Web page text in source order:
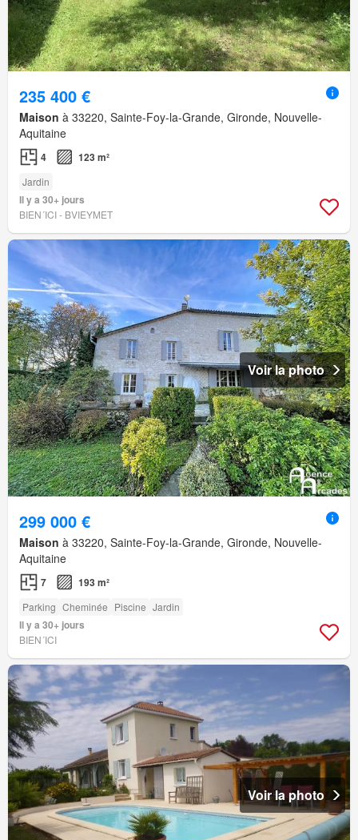
235 400 €
Maison à 33220, Sainte-Foy-la-Grande, Gironde, Nouvelle-
Aquitaine
4 123 m²
Jardin
Il y a 30+ jours
BIEN´ICI - BVIEYMET
Voir la photo
299 000 €
Maison à 33220, Sainte-Foy-la-Grande, Gironde, Nouvelle-
Aquitaine
7 193 m²
Parking Cheminée Piscine Jardin
Il y a 30+ jours
BIEN´ICI
Voir la photo